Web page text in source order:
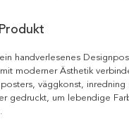
handverlesenes
moderner Ästhetik
posters, väggkonst,
gedruckt, um lebendige